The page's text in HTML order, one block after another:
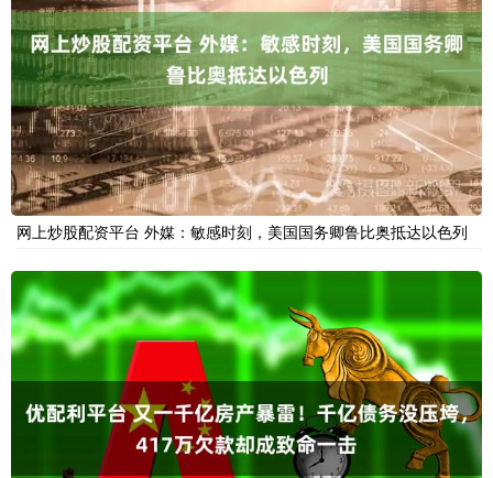
网上炒股配资平台 外媒：敏感时刻，美国国务卿鲁比奥抵达以色列